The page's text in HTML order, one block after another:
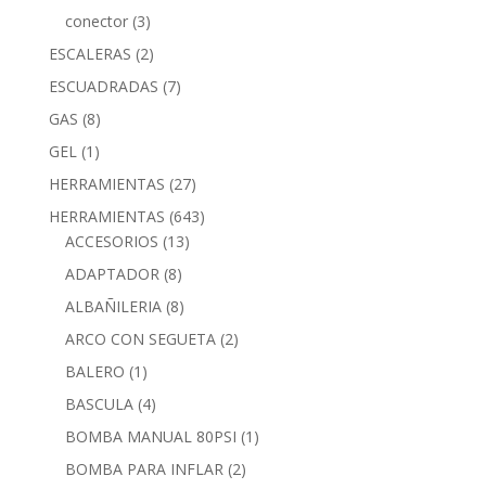
conector (3)
ESCALERAS (2)
ESCUADRADAS (7)
GAS (8)
GEL (1)
HERRAMIENTAS (27)
HERRAMIENTAS (643)
ACCESORIOS (13)
ADAPTADOR (8)
ALBAÑILERIA (8)
ARCO CON SEGUETA (2)
BALERO (1)
BASCULA (4)
BOMBA MANUAL 80PSI (1)
BOMBA PARA INFLAR (2)